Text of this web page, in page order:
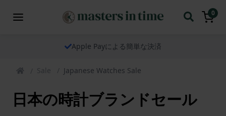
0
Apple Payによる簡単な決済
Sale Japanese Watches Sale
日本の時計ブランドセール